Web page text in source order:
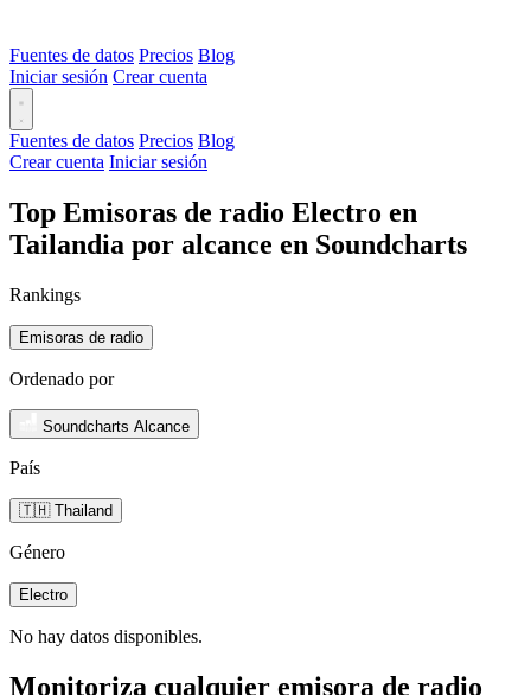
Fuentes de datos Precios Blog
Iniciar sesión Crear cuenta
Fuentes de datos Precios Blog
Crear cuenta Iniciar sesión
Top Emisoras de radio Electro en
Tailandia por alcance en Soundcharts
Rankings
Emisoras de radio
Ordenado por
Soundcharts Alcance
País
🇹🇭 Thailand
Género
Electro
No hay datos disponibles.
Monitoriza cualquier emisora de radio